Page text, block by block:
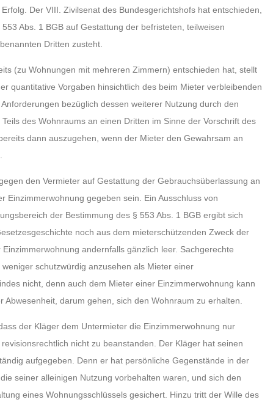
Der VIII. Zivilsenat des Bundesgerichtshofs hat entschieden,
Abs. 1 BGB auf Gestattung der befristeten, teilweisen
Dritten zusteht.
(zu Wohnungen mit mehreren Zimmern) entschieden hat, stellt
quantitative Vorgaben hinsichtlich des beim Mieter verbleibenden
bezüglich dessen weiterer Nutzung durch den
des Wohnraums an einen Dritten im Sinne der Vorschrift des
dann auszugehen, wenn der Mieter den Gewahrsam an
den Vermieter auf Gestattung der Gebrauchsüberlassung an
Einzimmerwohnung gegeben sein. Ein Ausschluss von
der Bestimmung des § 553 Abs. 1 BGB ergibt sich
noch aus dem mieterschützenden Zweck der
andernfalls gänzlich leer. Sachgerechte
schutzwürdig anzusehen als Mieter einer
nicht, denn auch dem Mieter einer Einzimmerwohnung kann
darum gehen, sich den Wohnraum zu erhalten.
der Kläger dem Untermieter die Einzimmerwohnung nur
nicht zu beanstanden. Der Kläger hat seinen
aufgegeben. Denn er hat persönliche Gegenstände in der
seiner alleinigen Nutzung vorbehalten waren, und sich den
eines Wohnungsschlüssels gesichert. Hinzu tritt der Wille des